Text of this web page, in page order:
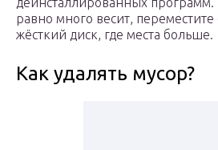
равно много весит, переместите
жёсткий диск, где места больше.
Как удалять мусор?